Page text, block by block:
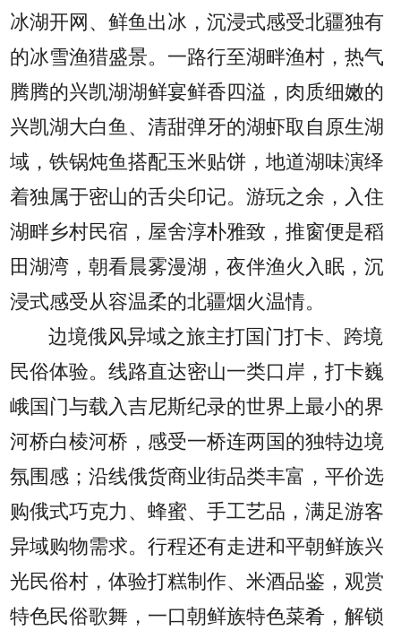
冰湖开网、鲜鱼出冰，沉浸式感受北疆独有
的冰雪渔猎盛景。一路行至湖畔渔村，热气
腾腾的兴凯湖湖鲜宴鲜香四溢，肉质细嫩的
兴凯湖大白鱼、清甜弹牙的湖虾取自原生湖
域，铁锅炖鱼搭配玉米贴饼，地道湖味演绎
着独属于密山的舌尖印记。游玩之余，入住
湖畔乡村民宿，屋舍淳朴雅致，推窗便是稻
田湖湾，朝看晨雾漫湖，夜伴渔火入眠，沉
浸式感受从容温柔的北疆烟火温情。
边境俄风异域之旅主打国门打卡、跨境
民俗体验。线路直达密山一类口岸，打卡巍
峨国门与载入吉尼斯纪录的世界上最小的界
河桥白棱河桥，感受一桥连两国的独特边境
氛围感；沿线俄货商业街品类丰富，平价选
购俄式巧克力、蜂蜜、手工艺品，满足游客
异域购物需求。行程还有走进和平朝鲜族兴
光民俗村，体验打糕制作、米酒品鉴，观赏
特色民俗歌舞，一口朝鲜族特色菜肴，解锁